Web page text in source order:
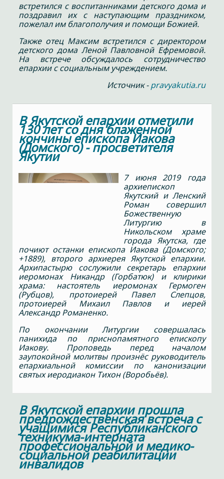
встретился с воспитанниками детского дома и
поздравил их с наступающим праздником,
пожелал им благополучия и помощи Божией.
Также отец Максим встретился с директором
детского дома Леной Павловной Ефремовой.
На встрече обсуждалось сотрудничество
епархии с социальным учреждением.
Источник -pravyakutia.ru
В Якутской епархии отметили
130 лет со дня блаженной
кончины епископа Иакова
(Домского) - просветителя
Якутии
7 июня 2019 года
архиепископ
Якутский и Ленский
Роман совершил
Божественную
Литургию в
Никольском храме
города Якутска, где
почиют останки епископа Иакова (Домского;
+1889), второго архиерея Якутской епархии.
Архипастырю сослужили секретарь епархии
иеромонах Никандр (Горбатюк) и клирики
храма: настоятель иеромонах Гермоген
(Рубцов), протоиерей Павел Слепцов,
протоиерей Михаил Павлов и иерей
Александр Романенко.
По окончании Литургии совершалась
панихида по приснопамятного епископу
Иакову. Проповедь перед началом
заупокойной молитвы произнёс руководитель
епархиальной комиссии по канонизации
святых иеродиакон Тихон (Воробьёв).
В Якутской епархии прошла
предрождественская встреча с
учащимися Республиканского
техникума-интерната
профессиональной и медико-
социальной реабилитации
инвалидов